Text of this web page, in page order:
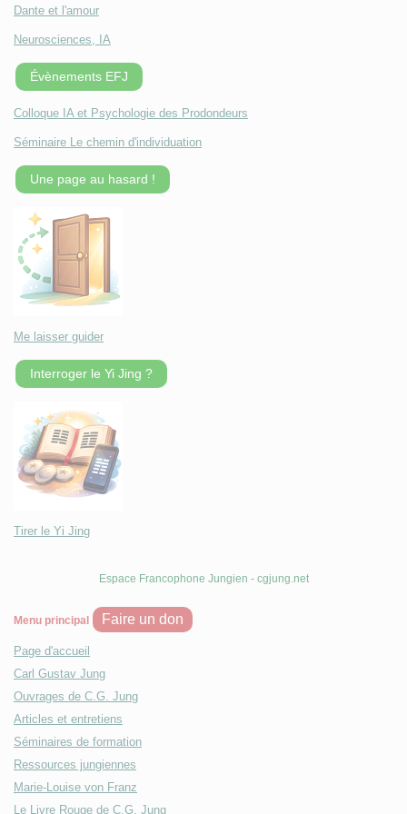
Dante et l'amour
Neurosciences, IA
Évènements EFJ
Colloque IA et Psychologie des Prodondeurs
Séminaire Le chemin d'individuation
Une page au hasard !
Me laisser guider
Interroger le Yi Jing ?
Tirer le Yi Jing
Espace Francophone Jungien - cgjung.net
Menu principal Faire un don
Page d'accueil
Carl Gustav Jung
Ouvrages de C.G. Jung
Articles et entretiens
Séminaires de formation
Ressources jungiennes
Marie-Louise von Franz
Le Livre Rouge de C.G. Jung